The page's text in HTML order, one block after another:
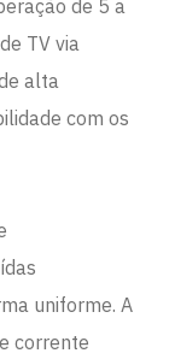
de 5 a
TV via
alta
com os
uniforme. A
corrente